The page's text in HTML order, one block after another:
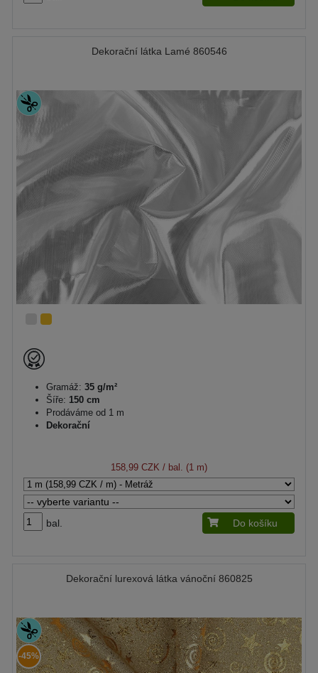
Dekorační látka Lamé 860546
Gramáž: 35 g/m²
Šíře: 150 cm
Prodáváme od 1 m
Dekorační
158,99 CZK / bal. (1 m)
bal. Do košíku
Dekorační lurexová látka vánoční 860825
-45%